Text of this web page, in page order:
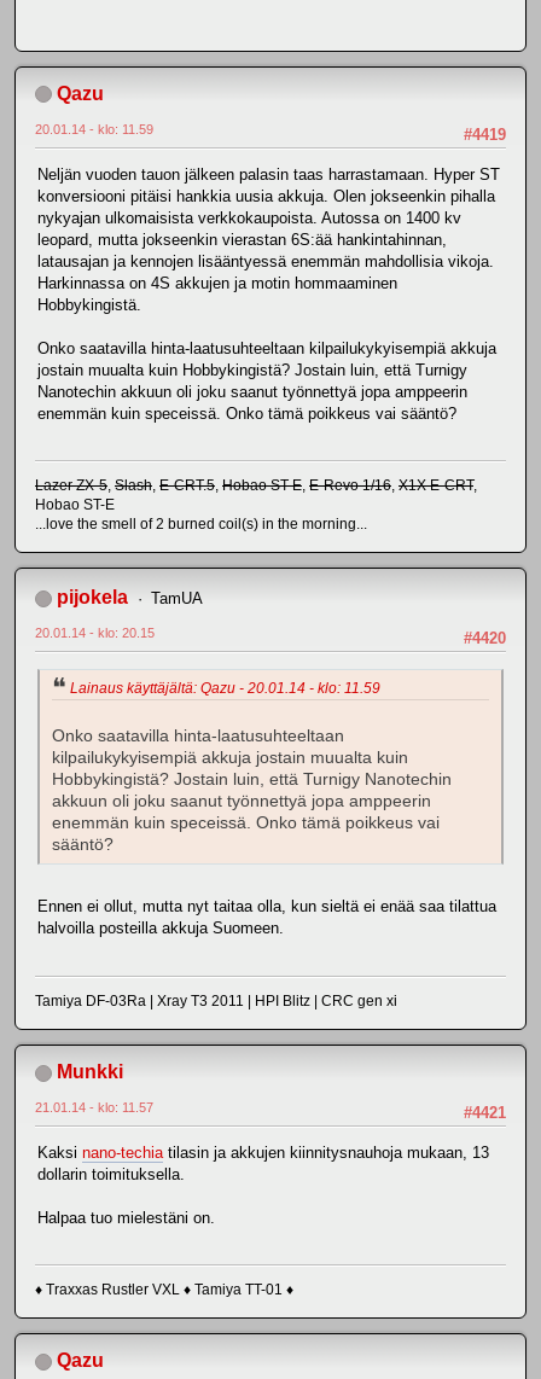
Qazu
#4419
20.01.14 - klo: 11.59
Neljän vuoden tauon jälkeen palasin taas harrastamaan. Hyper ST
konversiooni pitäisi hankkia uusia akkuja. Olen jokseenkin pihalla
nykyajan ulkomaisista verkkokaupoista. Autossa on 1400 kv
leopard, mutta jokseenkin vierastan 6S:ää hankintahinnan,
latausajan ja kennojen lisääntyessä enemmän mahdollisia vikoja.
Harkinnassa on 4S akkujen ja motin hommaaminen
Hobbykingistä.
Onko saatavilla hinta-laatusuhteeltaan kilpailukykyisempiä akkuja
jostain muualta kuin Hobbykingistä? Jostain luin, että Turnigy
Nanotechin akkuun oli joku saanut työnnettyä jopa amppeerin
enemmän kuin speceissä. Onko tämä poikkeus vai sääntö?
Lazer ZX-5, Slash, E-CRT.5, Hobao ST-E, E-Revo 1/16, X1X E-CRT,
Hobao ST-E
...love the smell of 2 burned coil(s) in the morning...
pijokela TamUA
#4420
20.01.14 - klo: 20.15
Lainaus käyttäjältä: Qazu - 20.01.14 - klo: 11.59
Onko saatavilla hinta-laatusuhteeltaan
kilpailukykyisempiä akkuja jostain muualta kuin
Hobbykingistä? Jostain luin, että Turnigy Nanotechin
akkuun oli joku saanut työnnettyä jopa amppeerin
enemmän kuin speceissä. Onko tämä poikkeus vai
sääntö?
Ennen ei ollut, mutta nyt taitaa olla, kun sieltä ei enää saa tilattua
halvoilla posteilla akkuja Suomeen.
Tamiya DF-03Ra | Xray T3 2011 | HPI Blitz | CRC gen xi
Munkki
#4421
21.01.14 - klo: 11.57
Kaksi nano-techiatilasin ja akkujen kiinnitysnauhoja mukaan, 13
dollarin toimituksella.
Halpaa tuo mielestäni on.
♦ Traxxas Rustler VXL ♦ Tamiya TT-01 ♦
Qazu